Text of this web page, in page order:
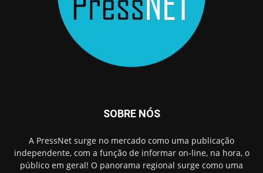
SOBRE NÓS
A PressNet surge no mercado como uma publicação
independente, com a função de informar on-line, na hora, o
público em geral! O panorama regional surge como uma